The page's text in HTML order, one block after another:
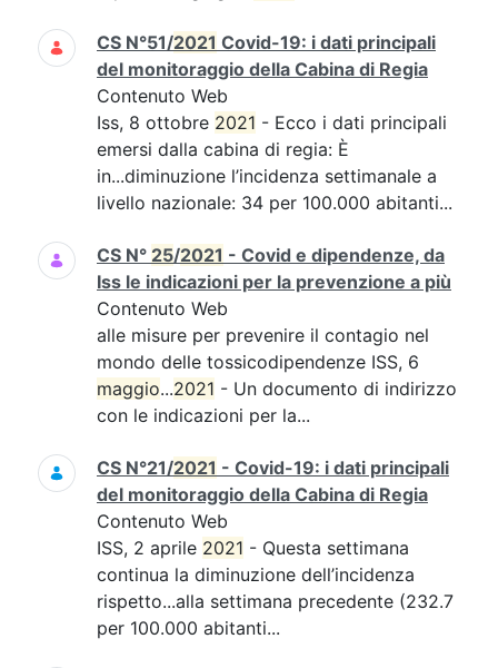
CS N°51/2021 Covid-19: i dati principali
del monitoraggio della Cabina di Regia
Contenuto Web
Iss, 8 ottobre 2021 - Ecco i dati principali
emersi dalla cabina di regia: È
in...diminuzione l’incidenza settimanale a
livello nazionale: 34 per 100.000 abitanti...
CS N° 25/2021 - Covid e dipendenze, da
Iss le indicazioni per la prevenzione a più
Contenuto Web
alle misure per prevenire il contagio nel
mondo delle tossicodipendenze ISS, 6
maggio...2021 - Un documento di indirizzo
con le indicazioni per la...
CS N°21/2021 - Covid-19: i dati principali
del monitoraggio della Cabina di Regia
Contenuto Web
ISS, 2 aprile 2021 - Questa settimana
continua la diminuzione dell’incidenza
rispetto...alla settimana precedente (232.7
per 100.000 abitanti...